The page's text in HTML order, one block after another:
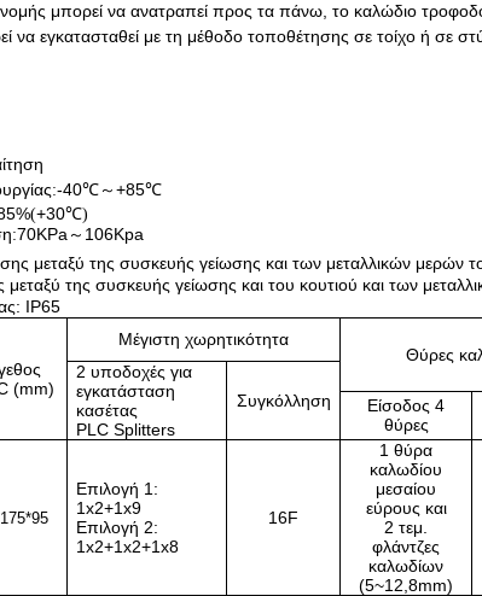
μπορεί να ανατραπεί προς τα πάνω, το καλώδιο
να εγκατασταθεί με τη μέθοδο τοποθέτησης σε τοίχο ή σε
:-40℃ ～ +85℃
(+30℃)
:70KPa ～ 106Kpa
μεταξύ της συσκευής γείωσης και των μεταλλικών μερών
της συσκευής γείωσης και του κουτιού και των
IP65
(mm)
Μέγιστη χωρητικότητα
Θύρες
2 υποδοχές για
εγκατάσταση
κασέτας
PLC Splitters
Συγκόλληση
Είσοδος 4
θύρες
Επιλογή 1:
1x2+1x9
Επιλογή 2:
1x2+1x2+1x8
16F
1 θύρα
καλωδίου
μεσαίου
εύρους και
2 τεμ.
φλάντζες
καλωδίων
(5~12,8mm)